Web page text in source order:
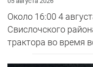
Около 16:00 4
Свислочского
трактора во время